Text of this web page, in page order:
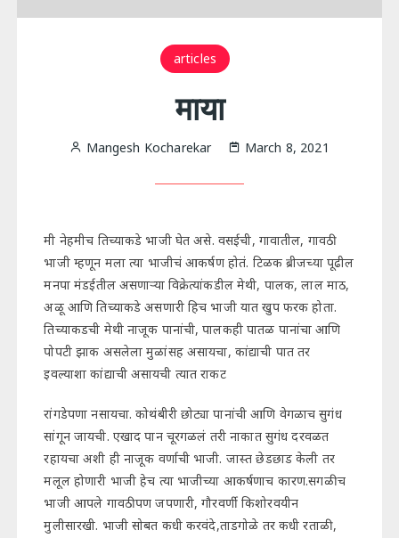
articles
माया
Mangesh Kocharekar March 8, 2021
मी नेहमीच तिच्याकडे भाजी घेत असे. वसईची, गावातील, गावठी
भाजी म्हणून मला त्या भाजीचं आकर्षण होतं. टिळक ब्रीजच्या पूढील
मनपा मंडईतील असणाऱ्या विक्रेत्यांकडील मेथी, पालक, लाल माठ,
अळू आणि तिच्याकडे असणारी हिच भाजी यात खुप फरक होता.
तिच्याकडची मेथी नाजूक पानांची, पालकही पातळ पानांचा आणि
पोपटी झाक असलेला मुळांसह असायचा, कांद्याची पात तर
इवल्याशा कांद्याची असायची त्यात राकट
रांगडेपणा नसायचा. कोथंबीरी छोट्या पानांची आणि वेगळाच सुगंध
सांगून जायची. एखाद पान चूरगळलं तरी नाकात सुगंध दरवळत
रहायचा अशी ही नाजूक वर्णाची भाजी. जास्त छेडछाड केली तर
मलूल होणारी भाजी हेच त्या भाजीच्या आकर्षणाच कारण.सगळीच
भाजी आपले गावठीपण जपणारी, गौरवर्णी किशोरवयीन
मुलीसारखी. भाजी सोबत कधी करवंदे,ताडगोळे तर कधी रताळी,